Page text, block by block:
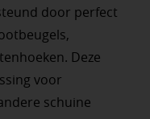
door perfect
Deze
voor
schuine